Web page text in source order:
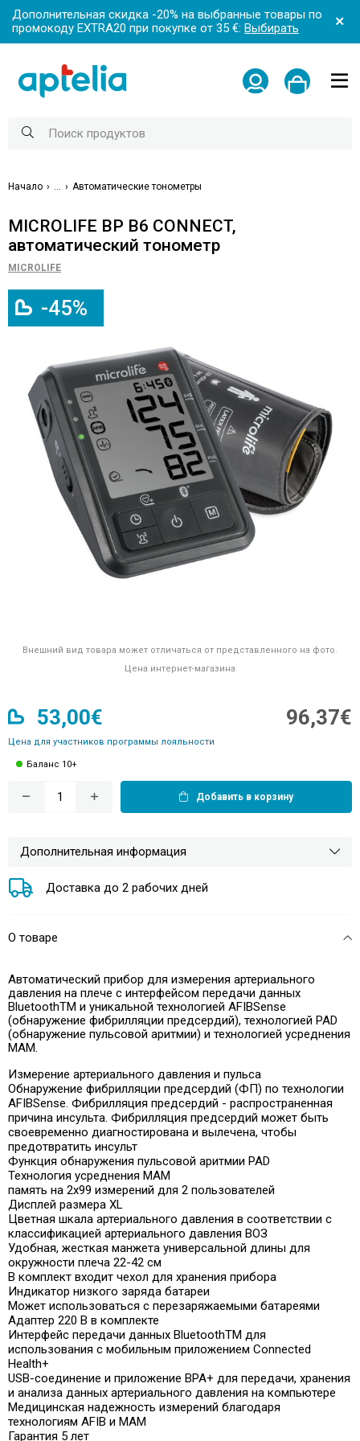
Дополнительная скидка -20% на выбранные товары по
промокоду EXTRA20 при покупке от 35 €: Выбирать
Начало Автоматические тонометры
MICROLIFE BP B6 CONNECT,
автоматический тонометр
MICROLIFE
-45%
Внешний вид товара может отличаться от представленного на фото.
Цена интернет-магазина
53,00€
Цена для участников программы лояльности
96,37€
Баланс 10+
Добавить в корзину
Дополнительная информация
Доставка до 2 рабочих дней
О товаре
Автоматический прибор для измерения артериального
давления на плече с интерфейсом передачи данных
BluetoothTM и уникальной технологией AFIBSense
(обнаружение фибрилляции предсердий), технологией PAD
(обнаружение пульсовой аритмии) и технологией усреднения
MAM.
Измерение артериального давления и пульса
Обнаружение фибрилляции предсердий (ФП) по технологии
AFIBSense. Фибрилляция предсердий - распространенная
причина инсульта. Фибрилляция предсердий может быть
своевременно диагностирована и вылечена, чтобы
предотвратить инсульт
Функция обнаружения пульсовой аритмии PAD
Технология усреднения MAM
память на 2х99 измерений для 2 пользователей
Дисплей размера XL
Цветная шкала артериального давления в соответствии с
классификацией артериального давления ВОЗ
Удобная, жесткая манжета универсальной длины для
окружности плеча 22-42 см
В комплект входит чехол для хранения прибора
Индикатор низкого заряда батареи
Может использоваться с перезаряжаемыми батареями
Адаптер 220 В в комплекте
Интерфейс передачи данных BluetoothTM для
использования с мобильным приложением Connected
Health+
USB-соединение и приложение BPA+ для передачи, хранения
и анализа данных артериального давления на компьютере
Медицинская надежность измерений благодаря
технологиям AFIB и MAM
Гарантия 5 лет